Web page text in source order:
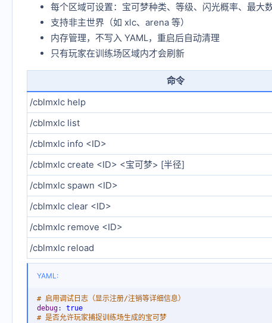
每个区域可设置：宝可梦种类、等级、闪光概率、最大
支持非主世界（如 xlc、arena 等）
内存管理，不写入 YAML，重启后自动清理
只有玩家在训练场区域内才会刷新
命令
/cblmxlc help
/cblmxlc list
/cblmxlc info <ID>
/cblmxlc create <ID> <宝可梦> [半径]
/cblmxlc spawn <ID>
/cblmxlc clear <ID>
/cblmxlc remove <ID>
/cblmxlc reload
YAML:
# 启用调试日志（显示注册/注销等详细信息）
debug:
true
# 是否允许玩家捕捉训练场生成的宝可梦